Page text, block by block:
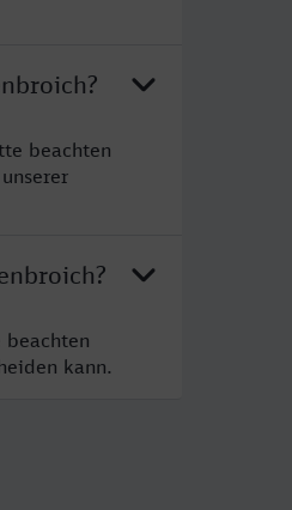
beachten
kann.